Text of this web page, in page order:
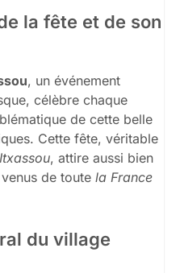
la fête et de son
, un événement
célèbre chaque
de cette belle
Cette fête, véritable
Itxassou, attire aussi bien
de toute la France
du village